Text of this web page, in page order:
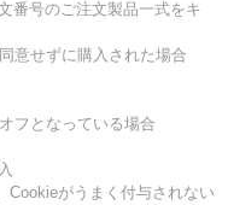
号のご注文製品一式をキ
意せずに購入された場合
フとなっている場合
がうまく付与されない